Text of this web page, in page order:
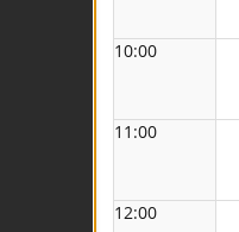
10:00
11:00
12:00